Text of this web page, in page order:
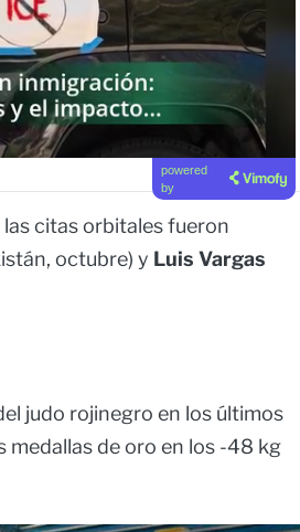
powered
by
citas orbitales fueron
octubre) y Luis Vargas
judo rojinegro en los últimos
medallas de oro en los -48 kg